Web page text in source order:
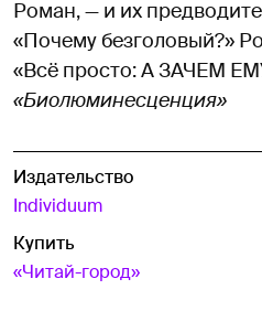
Роман, — и их
«Почему безголовый?»
«Всё просто: А ЗАЧЕМ
«Биолюминесценция»
Издательство
Individuum
Купить
«Читай-город»